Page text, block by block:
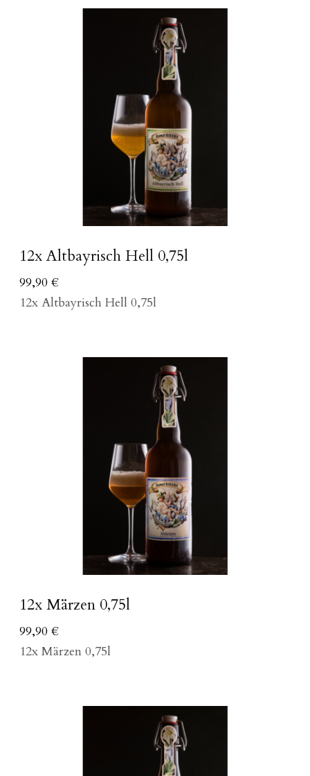
12x Altbayrisch Hell 0,75l
99,90 €
12x Altbayrisch Hell 0,75l
12x Märzen 0,75l
99,90 €
12x Märzen 0,75l